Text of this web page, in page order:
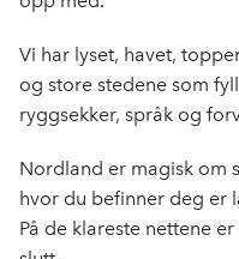
Vi har lyset, havet,
og store stedene som
ryggsekker, språk og
Nordland er magisk om
hvor du befinner deg er
På de klareste nettene